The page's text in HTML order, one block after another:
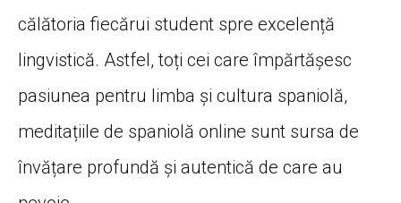
călătoria fiecărui student spre excelență
lingvistică. Astfel, toți cei care împărtășesc
pasiunea pentru limba și cultura spaniolă,
meditațiile de spaniolă online sunt sursa de
învățare profundă și autentică de care au